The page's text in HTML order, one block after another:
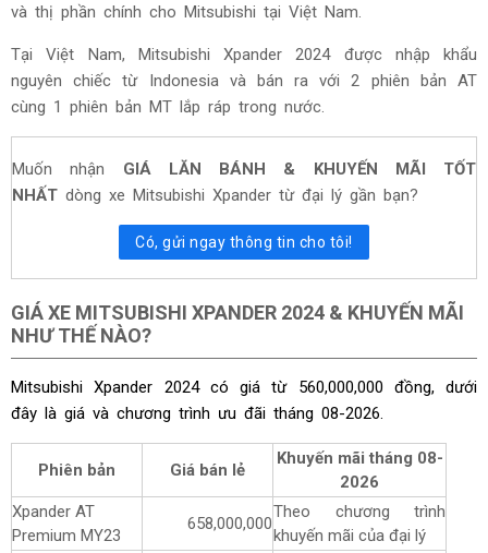
và thị phần chính cho Mitsubishi tại Việt Nam.
Tại Việt Nam, Mitsubishi Xpander 2024 được nhập khẩu
nguyên chiếc từ Indonesia và bán ra với 2 phiên bản AT
cùng 1 phiên bản MT lắp ráp trong nước.
Muốn nhận GIÁ LĂN BÁNH & KHUYẾN MÃI TỐT
NHẤT dòng xe Mitsubishi Xpander từ đại lý gần bạn?
Có, gửi ngay thông tin cho tôi!
GIÁ XE MITSUBISHI XPANDER 2024 & KHUYẾN MÃI
NHƯ THẾ NÀO?
Mitsubishi Xpander 2024 có giá từ 560,000,000 đồng, dưới
đây là giá và chương trình ưu đãi tháng 08-2026.
Phiên bản Giá bán lẻ
Khuyến mãi tháng 08-
2026
Xpander AT
Premium MY23
658,000,000
Theo chương trình
khuyến mãi của đại lý